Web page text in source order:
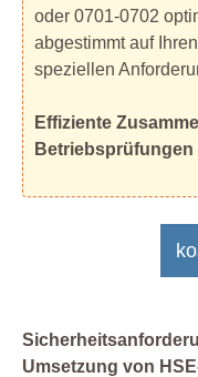
oder 0701-0702
abgestimmt auf
speziellen
Effiziente
Betriebsprüfungen
Umsetzung von